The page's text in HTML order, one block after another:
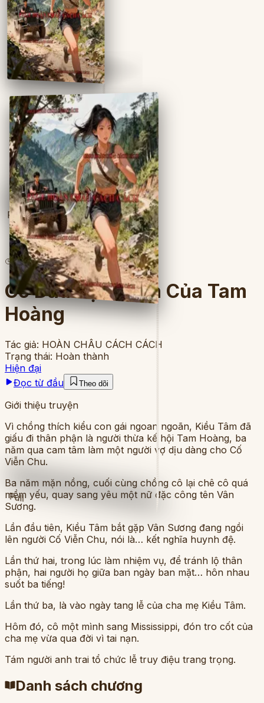
Full
Full
3lượt đọc· 22 chương
Cô Dâu Bạc Phận Của Tam
Hoàng
Tác giả: HOÀN CHÂU CÁCH CÁCH
Trạng thái: Hoàn thành
Hiện đại
Đọc từ đầu
Theo dõi
Giới thiệu truyện
Vì chồng thích kiểu con gái ngoan ngoãn, Kiều Tâm đã
giấu đi thân phận là người thừa kế hội Tam Hoàng, ba
năm qua cam tâm làm một người vợ dịu dàng cho Cố
Viễn Chu.
Ba năm mặn nồng, cuối cùng chồng cô lại chê cô quá
mềm yếu, quay sang yêu một nữ đặc công tên Vân
Sương.
Lần đầu tiên, Kiều Tâm bắt gặp Vân Sương đang ngồi
lên người Cố Viễn Chu, nói là… kết nghĩa huynh đệ.
Lần thứ hai, trong lúc làm nhiệm vụ, để tránh lộ thân
phận, hai người họ giữa ban ngày ban mặt… hôn nhau
suốt ba tiếng!
Lần thứ ba, là vào ngày tang lễ của cha mẹ Kiều Tâm.
Hôm đó, cô một mình sang Mississippi, đón tro cốt của
cha mẹ vừa qua đời vì tai nạn.
Tám người anh trai tổ chức lễ truy điệu trang trọng.
Danh sách chương